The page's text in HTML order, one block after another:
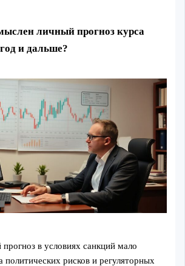
личный прогноз курса
и дальше?
в условиях санкций мало
политических рисков и регуляторных